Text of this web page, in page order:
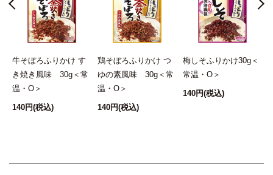
牛そぼろふりかけ す
き焼き風味 30g＜常
温・O＞
140円(税込)
鶏そぼろふりかけ つ
ゆの素風味 30g＜常
温・O＞
140円(税込)
梅しそふりかけ30g＜
常温・O＞
140円(税込)